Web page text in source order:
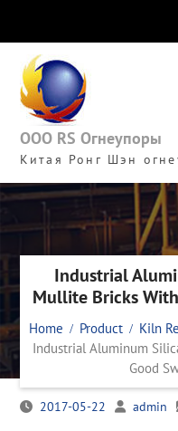
content
ООО RS Огнеупоры
Китая Ронг Шэн
Industrial
Mullite Bricks
Home Product
Kiln
Industrial Aluminum
Good
2017-05-22 admin